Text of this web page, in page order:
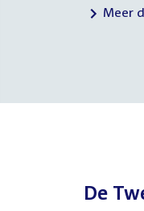
Meer
De